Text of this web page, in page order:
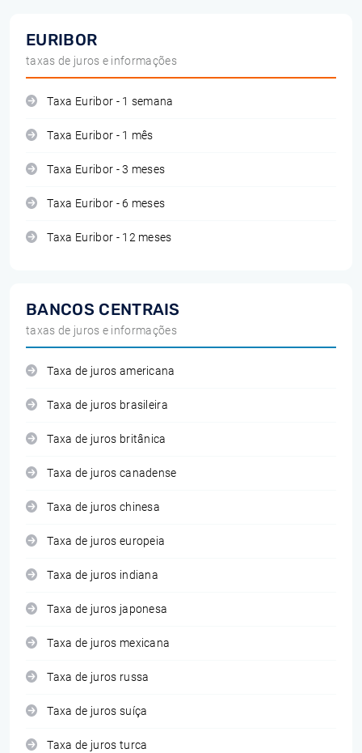
EURIBOR
taxas de juros e informações
Taxa Euribor - 1 semana
Taxa Euribor - 1 mês
Taxa Euribor - 3 meses
Taxa Euribor - 6 meses
Taxa Euribor - 12 meses
BANCOS CENTRAIS
taxas de juros e informações
Taxa de juros americana
Taxa de juros brasileira
Taxa de juros britânica
Taxa de juros canadense
Taxa de juros chinesa
Taxa de juros europeia
Taxa de juros indiana
Taxa de juros japonesa
Taxa de juros mexicana
Taxa de juros russa
Taxa de juros suíça
Taxa de juros turca